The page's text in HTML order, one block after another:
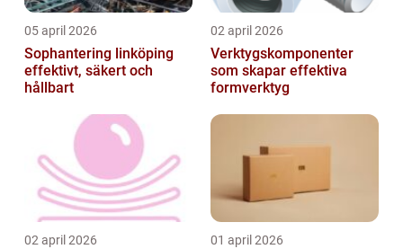
05 april 2026
Sophantering linköping
effektivt, säkert och
hållbart
02 april 2026
Verktygskomponenter
som skapar effektiva
formverktyg
02 april 2026 01 april 2026